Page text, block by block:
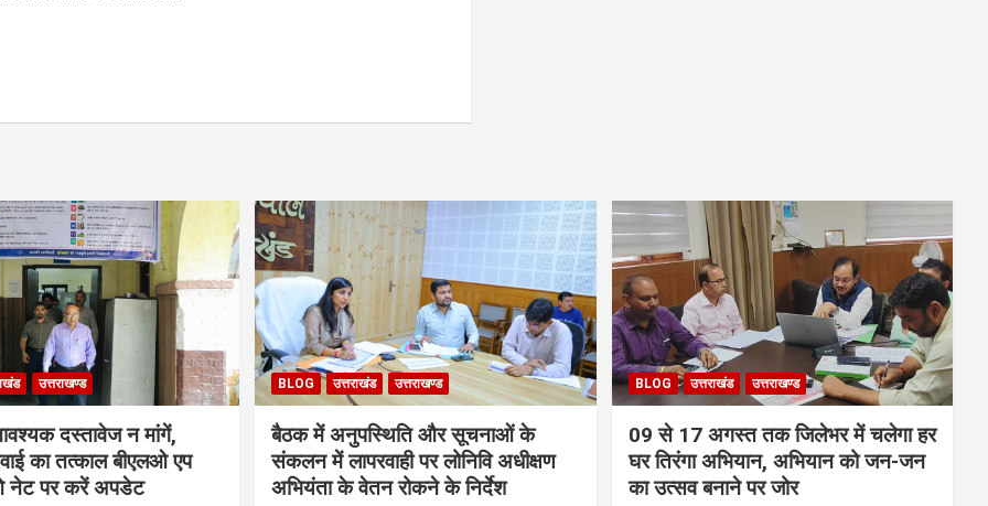
उत्तराखण्ड
दस्तावेज न मांगें,
का तत्काल बीएलओ एप
पर करें अपडेट
BLOG उत्तराखंड उत्तराखण्ड
बैठक में अनुपस्थिति और सूचनाओं के
संकलन में लापरवाही पर लोनिवि अधीक्षण
अभियंता के वेतन रोकने के निर्देश
BLOG उत्तराखंड उत्तराखण्ड
09 से 17 अगस्त तक जिलेभर में चलेगा हर
घर तिरंगा अभियान, अभियान को जन-जन
का उत्सव बनाने पर जोर